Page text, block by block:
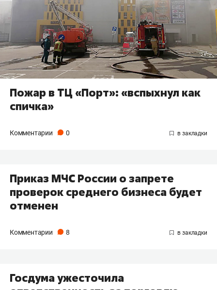
Пожар в ТЦ «Порт»: «вспыхнул как
спичка»
Комментарии 0
Приказ МЧС России о запрете
проверок среднего бизнеса будет
отменен
Комментарии 8
Госдума ужесточила